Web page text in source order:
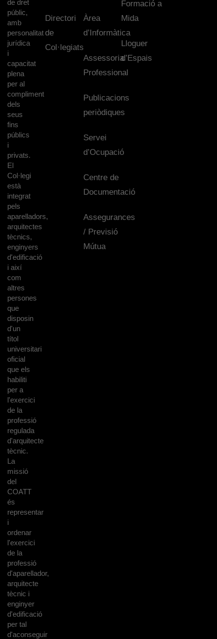
de dret
públic,
amb
personalitat
jurídica
i
capacitat
plena
per al
compliment
dels
seus
fins
públics
i
privats.
El
Col·legi
està
integrat
pels
aparelladors,
arquitectes
tècnics,
enginyers
d'edificació
i així
com
altres
persones
que
disposin
d'un
títol
universitari
oficial
que els
habiliti
per a
l'exercici
de la
professió
regulada
d'arquitecte
tècnic.
La
missió
del
COATT
és
representar
i
ordenar
l'exercici
de la
professió
d'aparellador,
arquitecte
tècnic i
enginyer
d'edificació
per tal
d'aconseguir
Directori
de
Col·legiats
Àrea
d’Informàtica
Assessoria
Professional
Publicacions
periòdiques
Servei
d’Ocupació
Centre de
Documentació
Assegurances
/ Previsió
Mútua
Formació a
Mida
Lloguer
d’Espais